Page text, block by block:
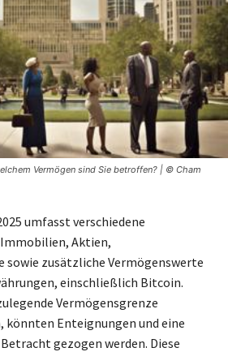
Vermögen sind Sie betroffen? | © Cham
umfasst verschiedene
Aktien,
zusätzliche Vermögenswerte
einschließlich Bitcoin.
Vermögensgrenze
könnten Enteignungen und eine
gezogen werden. Diese